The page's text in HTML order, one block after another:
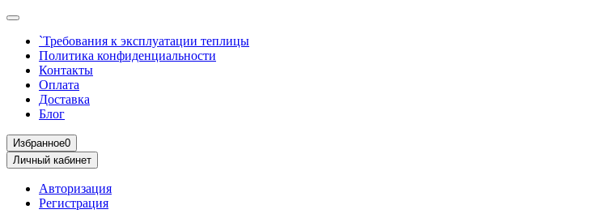
`Требования к эксплуатации теплицы
Политика конфиденциальности
Контакты
Оплата
Доставка
Блог
Избранное0
Личный кабинет
Авторизация
Регистрация